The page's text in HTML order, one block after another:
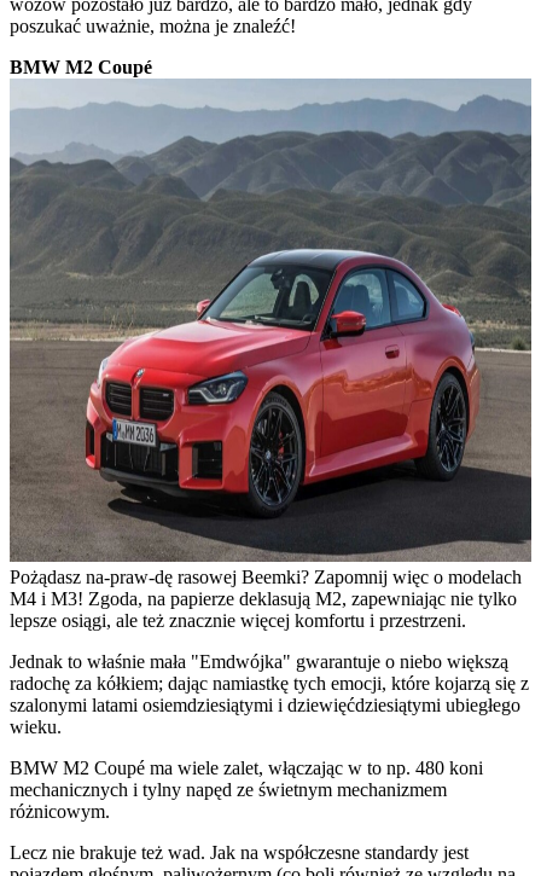
poszukać uważnie, można je znaleźć!
BMW M2 Coupé
Pożądasz na-praw-dę rasowej Beemki? Zapomnij więc o modelach
M4 i M3! Zgoda, na papierze deklasują M2, zapewniając nie tylko
lepsze osiągi, ale też znacznie więcej komfortu i przestrzeni.
Jednak to właśnie mała "Emdwójka" gwarantuje o niebo większą
radochę za kółkiem; dając namiastkę tych emocji, które kojarzą się z
szalonymi latami osiemdziesiątymi i dziewięćdziesiątymi ubiegłego
wieku.
BMW M2 Coupé ma wiele zalet, włączając w to np. 480 koni
mechanicznych i tylny napęd ze świetnym mechanizmem
różnicowym.
Lecz nie brakuje też wad. Jak na współczesne standardy jest